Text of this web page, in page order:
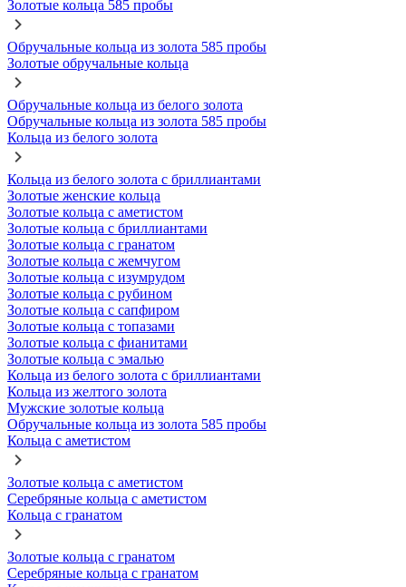
Золотые кольца 585 пробы
Обручальные кольца из золота 585 пробы
Золотые обручальные кольца
Обручальные кольца из белого золота
Обручальные кольца из золота 585 пробы
Кольца из белого золота
Кольца из белого золота с бриллиантами
Золотые женские кольца
Золотые кольца с аметистом
Золотые кольца с бриллиантами
Золотые кольца с гранатом
Золотые кольца с жемчугом
Золотые кольца с изумрудом
Золотые кольца с рубином
Золотые кольца с сапфиром
Золотые кольца с топазами
Золотые кольца с фианитами
Золотые кольца с эмалью
Кольца из белого золота с бриллиантами
Кольца из желтого золота
Мужские золотые кольца
Обручальные кольца из золота 585 пробы
Кольца с аметистом
Золотые кольца с аметистом
Серебряные кольца с аметистом
Кольца с гранатом
Золотые кольца с гранатом
Серебряные кольца с гранатом